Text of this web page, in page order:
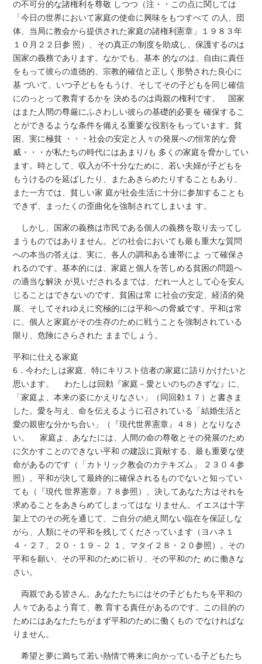
の不可分的な諸権利を尊敬 しつつ（注・・この点に関しては
「今日の世界において家庭の使命に興味をもつすべて の人、団
体、当局に教会から提供された家庭の諸権利憲章」１９８３年
１０月２２日参 照）、その真正の制度を助成し、保護するのは
国家の義務であります。なかでも、基本 的なのは、自由に責任
をもって彼らの道徳的、宗教的確信と正しく形勢された良心に
基 づいて、いつ子どもをもうけ、そしてその子どもを同じ確信
にのっとって教育するかを 決めるのは両親の権利です。 国家
はまた人間の尊厳にふさわしい彼らの基礎的必要を 確保するこ
とができるような条件を備える重要な役割をもっています。貧
困、実に極貧 ・・・社会の安定と人々の発展への恒常的な脅
威・・・が私たちの時代にはあまりﾉも 多くの家庭を脅かしてい
ます。時として、収入が不十分なために、若い夫婦が子どもを
もうけるのを延ばしたり、またあきらめたりすることもあり、
また一方では、貧しい家 庭が社会生活に十分に参加することも
できず、まったくの歪曲化を強制されてしまいま す。
しかし、国家の義務は市民である個人の義務を取り去ってし
まうものではありません。どの社会においても最も重大な質問
への本当の答えは、実に、各人の調和ある連帯によ って確保さ
れるのです。基本的には、家庭と個人を苦しめる貧困の問題へ
の適当な解決 が見いだされるまでは、だれ一人として心を安ん
じることはできないのです。貧困は常 に社会の安定、経済的発
展、そしてそれゆえに究極的には平和への脅威です。平和は常
に、個人と家庭がその生存のために戦うことを強制されている
限り、危険にさらされた ままでしょう。
平和に仕える家庭
6．今わたしは家庭、特にキリスト信者の家庭に語りかけたいと
思います。 わたしは回勅『家庭－愛といのちのきずな』に、
「家庭よ、本来の姿にかえりなさい」（同回勅１７）と書きま
した。愛を与え、命を伝えるように召されている「結婚生活と
愛の親密な分かち合い」（『現代世界憲章』４８）となりなさ
い。 家庭よ、あなたには、人間の命の尊敬とその発展のため
に欠かすことのできない平和 の建設に貢献する、最も重要な使
命があるのです（「カトリック教会のカテキズム」 ２３０４参
照）。平和が決して最終的に確保されるものでないと知ってい
ても（『現代 世界憲章』７８参照）、決してあなた方はそれを
求めることをあきらめてしまってはな りません。イエスは十字
架上でのその死を通じて、ご自分の絶え間ない臨在を保証しな
がら、人類にその平和を残してくださっています（ヨハネ１
４・２７、２０・１９－２ １、マタイ２８・２０参照）。その
平和を願い、その平和のために祈り、その平和のた めに働きな
さい。
両親である皆さん。あなたたちにはその子どもたちを平和の
人々であるよう育て、教 育する責任があるのです。この目的の
ためにはあなたたちがまず平和のために働くもの でなければな
りません。
希望と夢に満ちて若い熱情で将来に向かっている子どもたち